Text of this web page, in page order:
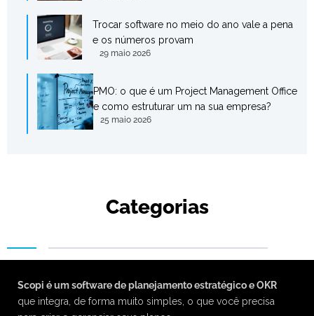
Trocar software no meio do ano vale a pena
e os números provam
29 maio 2026
PMO: o que é um Project Management Office
e como estruturar um na sua empresa?
25 maio 2026
Categorias
Scopi é um software de planejamento estratégico e OKR
que integra, de forma muito simples, o que você precisa